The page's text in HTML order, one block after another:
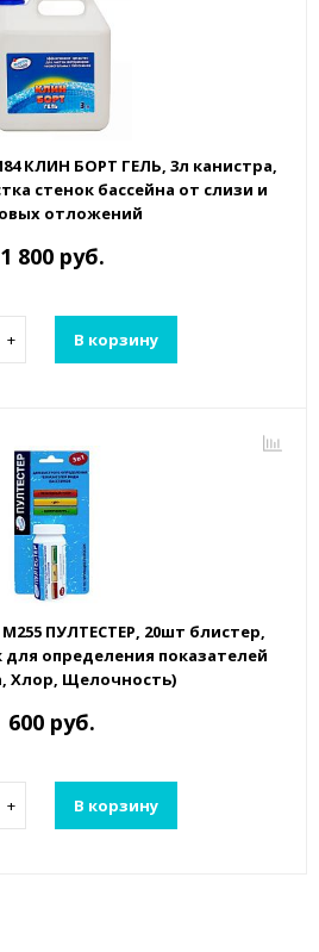
КЛИН БОРТ ГЕЛЬ, 3л канистра,
стенок бассейна от слизи и
отложений
1 800 руб.
+ В корзину
ПУЛТЕСТЕР, 20шт блистер,
для определения показателей
Хлор, Щелочность)
600 руб.
+ В корзину